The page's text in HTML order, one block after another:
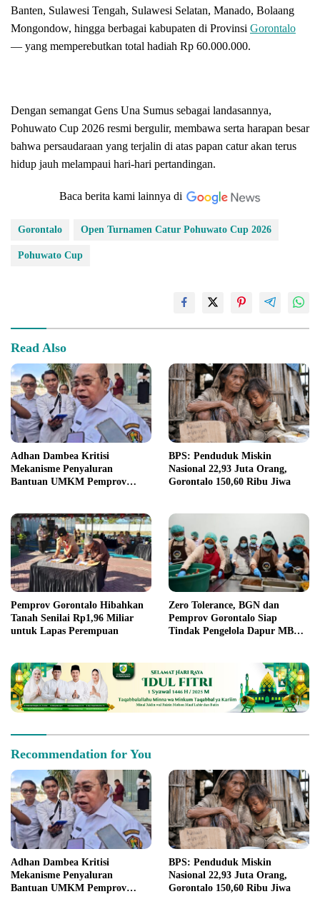
Banten, Sulawesi Tengah, Sulawesi Selatan, Manado, Bolaang
Mongondow, hingga berbagai kabupaten di Provinsi Gorontalo
— yang memperebutkan total hadiah Rp 60.000.000.
Dengan semangat Gens Una Sumus sebagai landasannya,
Pohuwato Cup 2026 resmi bergulir, membawa serta harapan besar
bahwa persaudaraan yang terjalin di atas papan catur akan terus
hidup jauh melampaui hari-hari pertandingan.
Baca berita kami lainnya di
Gorontalo Open Turnamen Catur Pohuwato Cup 2026
Pohuwato Cup
Read Also
Adhan Dambea Kritisi
Mekanisme Penyaluran
Bantuan UMKM Pemprov
BPS: Penduduk Miskin
Nasional 22,93 Juta Orang,
Gorontalo 150,60 Ribu Jiwa
Pemprov Gorontalo Hibahkan
Tanah Senilai Rp1,96 Miliar
untuk Lapas Perempuan
Zero Tolerance, BGN dan
Pemprov Gorontalo Siap
Tindak Pengelola Dapur MBG
Recommendation for You
Adhan Dambea Kritisi
Mekanisme Penyaluran
Bantuan UMKM Pemprov
BPS: Penduduk Miskin
Nasional 22,93 Juta Orang,
Gorontalo 150,60 Ribu Jiwa